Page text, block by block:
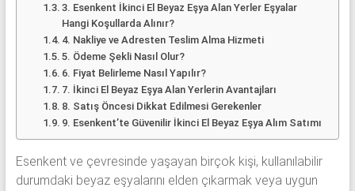
3. Esenkent İkinci El Beyaz Eşya Alan Yerler Eşyalar
Hangi Koşullarda Alınır?
4. Nakliye ve Adresten Teslim Alma Hizmeti
5. Ödeme Şekli Nasıl Olur?
6. Fiyat Belirleme Nasıl Yapılır?
7. İkinci El Beyaz Eşya Alan Yerlerin Avantajları
8. Satış Öncesi Dikkat Edilmesi Gerekenler
9. Esenkent’te Güvenilir İkinci El Beyaz Eşya Alım Satımı
Esenkent ve çevresinde yaşayan birçok kişi, kullanılabilir
durumdaki beyaz eşyalarını elden çıkarmak veya uygun